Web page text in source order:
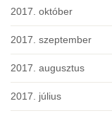
2017. október
2017. szeptember
2017. augusztus
2017. július